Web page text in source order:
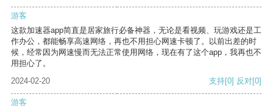
游客
这款加速器app简直是居家旅行必备神器，无论是看视频、玩游戏还是工
作办公，都能畅享高速网络，再也不用担心网速卡顿了。以前出差的时
候，经常因为网速慢而无法正常使用网络，现在有了这个app，我再也不
用担心了。
2024-02-20
支持[0] 反对[0]
游客